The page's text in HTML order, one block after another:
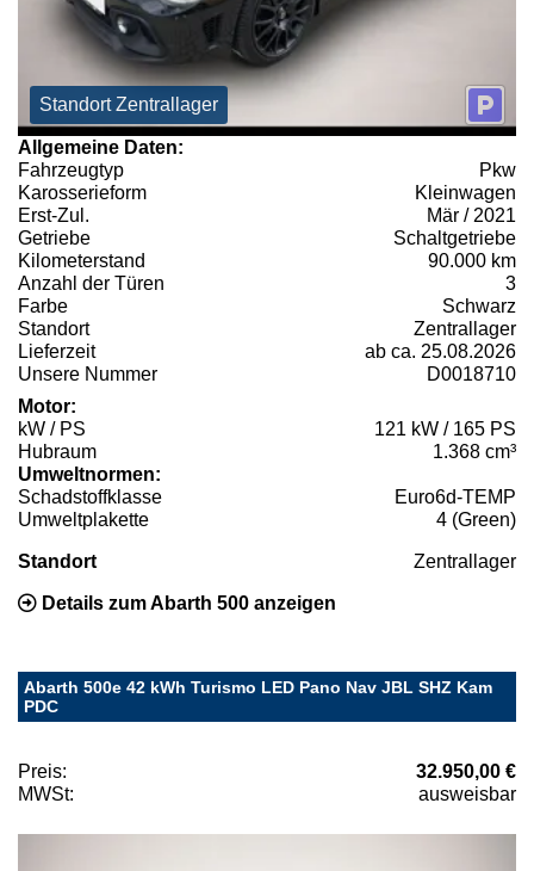
Standort Zentrallager
Allgemeine Daten:
Fahrzeugtyp
Pkw
Karosserieform
Kleinwagen
Erst-Zul.
Mär / 2021
Getriebe
Schaltgetriebe
Kilometerstand
90.000 km
Anzahl der Türen
3
Farbe
Schwarz
Standort
Zentrallager
Lieferzeit
ab ca. 25.08.2026
Unsere Nummer
D0018710
Motor:
kW / PS
121 kW / 165 PS
Hubraum
1.368 cm³
Umweltnormen:
Schadstoffklasse
Euro6d-TEMP
Umweltplakette
4 (Green)
Standort Zentrallager
Details zum Abarth 500 anzeigen
Abarth 500e 42 kWh Turismo LED Pano Nav JBL SHZ Kam
PDC
Preis:
32.950,00 €
MWSt:
ausweisbar